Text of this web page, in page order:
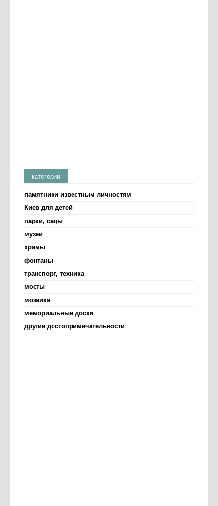
категории
памятники известным личностям
Киев для детей
парки, сады
музеи
храмы
фонтаны
транспорт, техника
мосты
мозаика
мемориальные доски
другие достопримечательности